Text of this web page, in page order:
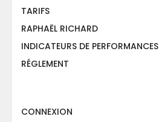
TARIFS
RAPHAËL RICHARD
INDICATEURS DE PERFORMANCES
RÉGLEMENT
CONNEXION